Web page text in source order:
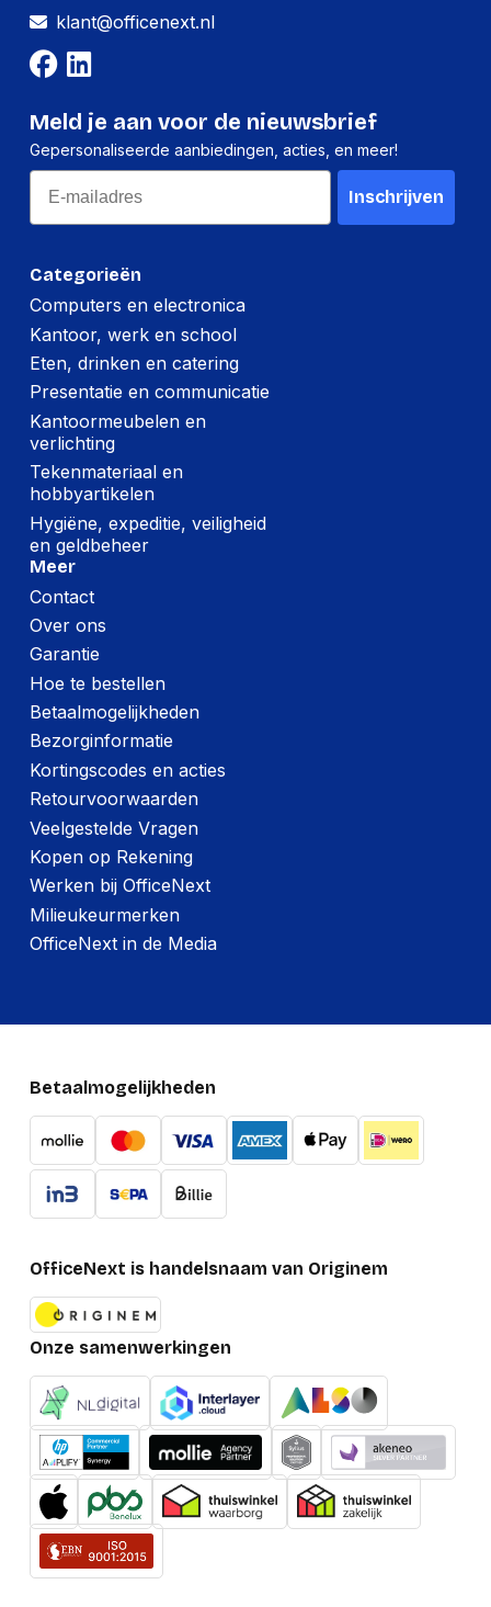
kantel aanpassingen
Ergonomie
Draaihoek
104 DEGREE
Maximale
schermgrootte
Logistieke gegevens
Code
systeem (HS)
Netto gewicht
kartonnen doos
(Buitenste)
hoofdverpakking
hoogte
hoofdverpakking
lengte
(Buitenste)
hoofdverpakking
breedte
(Buitenste)
hoofdverpakking
brutogewicht
Overige specificaties
Montage
Verpakking
Diepte verpakking
Gewicht verpakking
Netto gewicht pakket
Categorieën
Computers en electronica
Kantoor, werk en school
Eten, drinken en catering
Presentatie en communicatie
Kantoormeubelen en
verlichting
Tekenmateriaal en
hobbyartikelen
Hygiëne, expeditie, veiligheid
en geldbeheer
Meer
Contact
Over ons
Garantie
Hoe te bestellen
Betaalmogelijkheden
Bezorginformatie
Kortingscodes en acties
Retourvoorwaarden
Veelgestelde Vragen
Kopen op Rekening
Werken bij OfficeNext
Milieukeurmerken
OfficeNext in de Media
klant@officenext.nl
Meld je aan voor de nieuwsbrief
Gepersonaliseerde aanbiedingen, acties, en meer!
Email
Inschrijven
Betaalmogelijkheden
OfficeNext is handelsnaam van Originem
Onze samenwerkingen